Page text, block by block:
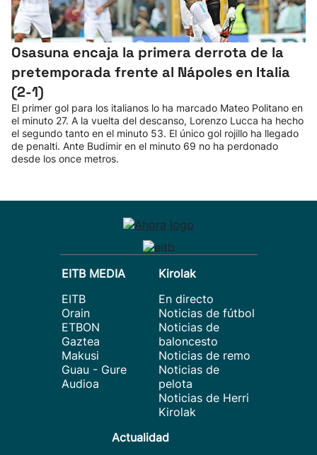
Osasuna encaja la primera derrota de la
pretemporada frente al Nápoles en Italia
(2-1)
El primer gol para los italianos lo ha marcado Mateo Politano en
el minuto 27. A la vuelta del descanso, Lorenzo Lucca ha hecho
el segundo tanto en el minuto 53. El único gol rojillo ha llegado
de penalti. Ante Budimir en el minuto 69 no ha perdonado
desde los once metros.
EITB MEDIA
EITB
Orain
ETBON
Gaztea
Makusi
Guau - Gure
Audioa
Kirolak
En directo
Noticias de fútbol
Noticias de
baloncesto
Noticias de remo
Noticias de
pelota
Noticias de Herri
Kirolak
Actualidad